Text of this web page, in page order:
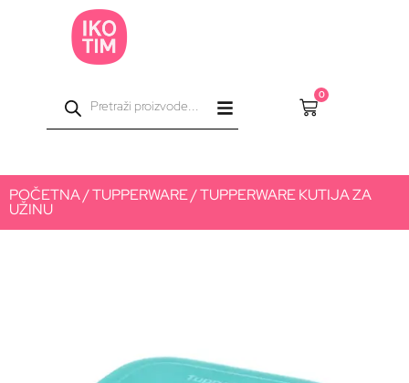
0
POČETNA/TUPPERWARE/ TUPPERWARE KUTIJA ZA
UŽINU